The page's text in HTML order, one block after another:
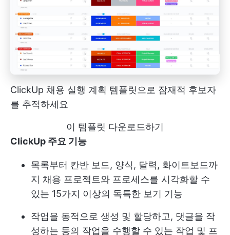
ClickUp 채용 실행 계획 템플릿으로 잠재적 후보자
를 추적하세요
이 템플릿 다운로드하기
ClickUp 주요 기능
목록부터 칸반 보드, 양식, 달력, 화이트보드까
지 채용 프로젝트와 프로세스를 시각화할 수
있는 15가지 이상의 독특한 보기 기능
작업을 동적으로 생성 및 할당하고, 댓글을 작
성하는 등의 작업을 수행할 수 있는 작업 및 프